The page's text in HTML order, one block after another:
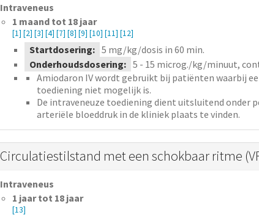
Intraveneus
1 maand tot 18 jaar
[1] [2] [3] [4] [7] [8] [9] [10] [11] [12]
Startdosering: 5 mg/kg/dosis in 60 min.
Onderhoudsdosering: 5 - 15 microg./kg/minuut,
Amiodaron IV wordt gebruikt bij patiënten waarbij
toediening niet mogelijk is.
De intraveneuze toediening dient uitsluitend onder
arteriële bloeddruk in de kliniek plaats te vinden.
Circulatiestilstand met een schokbaar ritme
Intraveneus
1 jaar tot 18 jaar
[13]